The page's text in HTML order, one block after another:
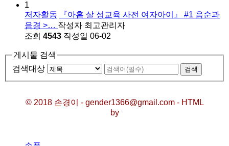
1
저자활동
『아홉 살 성교육 사전 여자아이』 #1 음순과
음경 >… 작성자 최고관리자
조회 4543 작성일 06-02
게시물 검색
검색대상
검색
© 2018 손경이 - gender1366@gmail.com - HTML
by